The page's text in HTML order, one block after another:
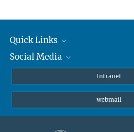
Quick Links
Student*innen/Wissenschaftler*innen
Social Media
Bluesky
Intranet
webmail